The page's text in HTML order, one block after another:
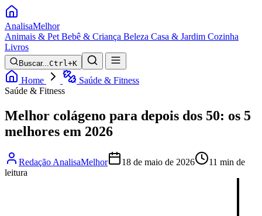
AnalisaMelhor
Animais & Pet Bebê & Criança Beleza Casa & Jardim Cozinha
Livros
Buscar...Ctrl+K
Home
Saúde & Fitness
Saúde & Fitness
Melhor colágeno para depois dos 50: os 5
melhores em 2026
Redação AnalisaMelhor 18 de maio de 2026
11 min de
leitura